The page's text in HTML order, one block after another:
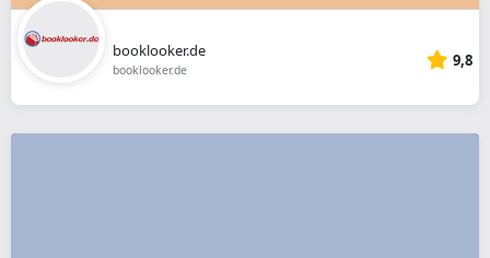
booklooker.de
booklooker.de 9,8